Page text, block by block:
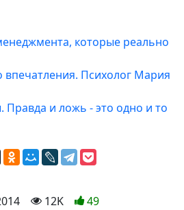
которые реально
впечатления. Психолог Мария
Правда и ложь - это одно и то
12K 49